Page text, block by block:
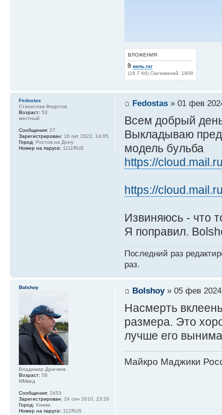
ВЛОЖЕНИЯ
киль.rar
(18.7 Кб) Скачиваний: 1608
Fedostas» 01 фев
Всем добрый
Выкладываю
модель бульба
https://
https://
Извиняюсь - что
Я поправил.
Последний раз
раз.
Fedostas
Станислав Федотов
Возраст: 53
местный
Сообщения: 27
Зарегистрирован: 16 окт 2022, 14:05
Город: Ростов на Дону
Номер на парусе: 1111RUS
Bolshoy» 05 фев
Насмерть
размера. Это
лучше его
Майкро Маджики
Bolshoy
Владимир Дрючков
Возраст: 58
ММвед
Сообщения: 2453
Зарегистрирован: 24 сен 2010, 23:20
Город: Химки
Номер на парусе: 112RUS